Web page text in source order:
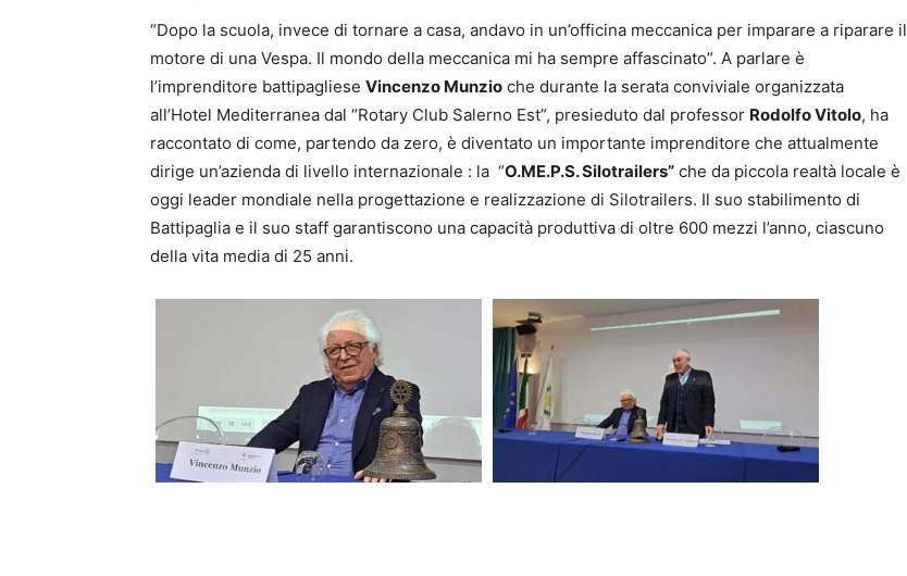
“Dopo la scuola, invece di tornare a casa, andavo in un’officina meccanica per imparare a riparare il
motore di una Vespa. Il mondo della meccanica mi ha sempre affascinato”. A parlare è
l’imprenditore battipagliese Vincenzo Munzio che durante la serata conviviale organizzata
all’Hotel Mediterranea dal “Rotary Club Salerno Est”, presieduto dal professor Rodolfo Vitolo, ha
raccontato di come, partendo da zero, è diventato un importante imprenditore che attualmente
dirige un’azienda di livello internazionale : la “O.ME.P.S. Silotrailers” che da piccola realtà locale è
oggi leader mondiale nella progettazione e realizzazione di Silotrailers. Il suo stabilimento di
Battipaglia e il suo staff garantiscono una capacità produttiva di oltre 600 mezzi l’anno, ciascuno
della vita media di 25 anni.